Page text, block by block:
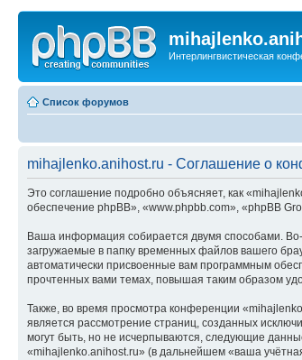
Интерлингвистическая
Список форумов
mihajlenko.anihost.ru - Соглашение о
Это соглашение подробно объясняет, как
обеспечение phpBB», «www.phpbb.com», «phpBB
Ваша информация собирается двумя способами.
загружаемые в папку временных файлов вашего
автоматически присвоенные вам программным
прочтенных вами темах, повышая таким образом
Также, во время просмотра конференции
является рассмотрение страниц, созданных
могут быть, но не исчерпываются, следующие
«mihajlenko.anihost.ru» (в дальнейшем «ваша